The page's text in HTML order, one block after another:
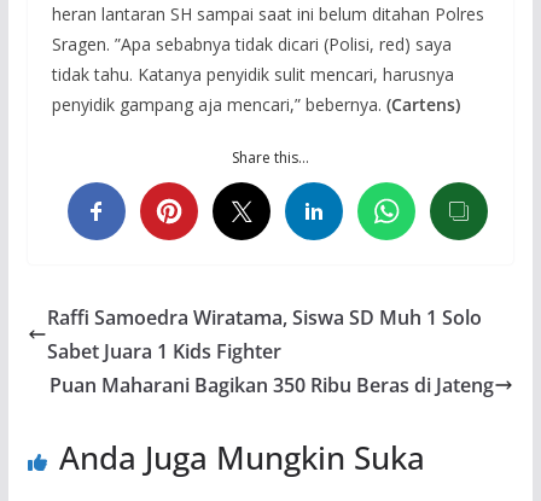
heran lantaran SH sampai saat ini belum ditahan Polres
Sragen. ”Apa sebabnya tidak dicari (Polisi, red) saya
tidak tahu. Katanya penyidik sulit mencari, harusnya
penyidik gampang aja mencari,” bebernya. (Cartens)
Share this…
Raffi Samoedra Wiratama, Siswa SD Muh 1 Solo
Sabet Juara 1 Kids Fighter
Puan Maharani Bagikan 350 Ribu Beras di Jateng
Anda Juga Mungkin Suka